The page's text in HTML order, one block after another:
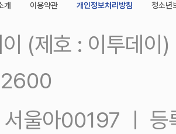
개 이용약관 개인정보처리방침 청소년
(제호 : 이투데
서울아00197 ㅣ